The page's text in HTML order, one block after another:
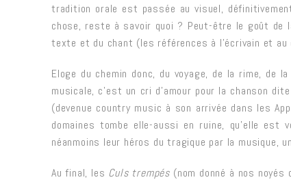
tradition orale est passée au visuel,
chose, reste à savoir quoi ? Peut-être le goût de
texte et du chant (les références à l’écrivain et
Eloge du chemin donc, du voyage, de la rime, de
musicale, c’est un cri d’amour pour la chanson
(devenue country music à son arrivée dans les
domaines tombe elle-aussi en ruine, qu’elle est
néanmoins leur héros du tragique par la musique,
Au final, les Culs trempés (nom donné à nos